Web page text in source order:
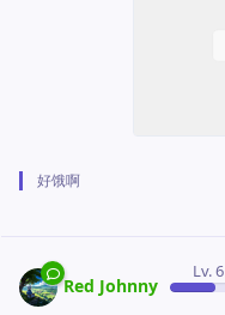
好饿啊
Red Johnny
Lv. 6